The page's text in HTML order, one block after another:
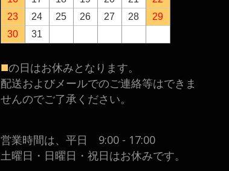
23
24 25 26 27 28
29
30
31
■の日はお休みとなります。
配送およびメールでのご連絡等はできま
せんのでご了承ください。
営業時間は、平日 9:00 - 17:00
土曜日・日曜日・祝日はお休みです。